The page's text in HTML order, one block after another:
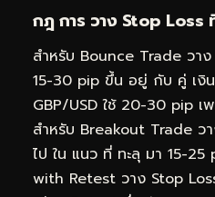
กฎ การ วาง Stop Loss
สำหรับ Bounce Trade วา
15-30 pip ขึ้น อยู่ กับ คู่ เงิน
GBP/USD ใช้ 20-30 pip เ
สำหรับ Breakout Trade ว
ไป ใน แนว ที่ ทะลุ มา 15-
with Retest วาง Stop